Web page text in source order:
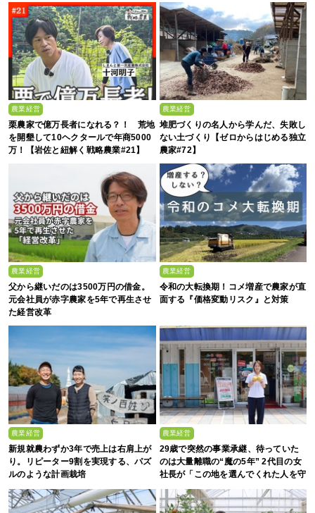
農業経営
栗農家で億万長者になれる？！ 荒地
を開墾して10ヘクタールで年商5000
万！【岩佐と紐解く戦略農業#21】
農業経営
堆肥づくりの名人から学んだ、失敗し
ない土づくり【ゼロからはじめる独立
農家#72】
農業経営
父から継いだのは3500万円の借金。
元会社員が赤字農家を5年で再生させ
た経営改革
農業経営
令和の大転換期！コメ増産で農家が直
面する『価格変動リスク』と対策
農業経営
新規就農わずか3年で売上は右肩上が
り。リピーター9割を実現する、パズ
ルのような計画栽培
農業経営
29歳で突然の事業承継、待っていた
のは大量離職の“魔の5年” 2代目の女
社長が「この地を選んでくれた人を守